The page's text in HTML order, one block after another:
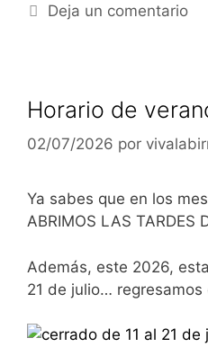
Deja un comentario
Horario de
02/07/2026 por
Ya sabes que en los
ABRIMOS LAS TARDES
Además, este 2026,
21 de julio… regresamos